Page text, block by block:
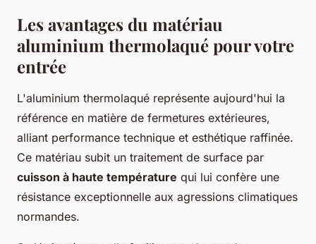
Les avantages du matériau
aluminium thermolaqué pour votre
entrée
L'aluminium thermolaqué représente aujourd'hui la
référence en matière de fermetures extérieures,
alliant performance technique et esthétique raffinée.
Ce matériau subit un traitement de surface par
cuisson à haute température qui lui confère une
résistance exceptionnelle aux agressions climatiques
normandes.